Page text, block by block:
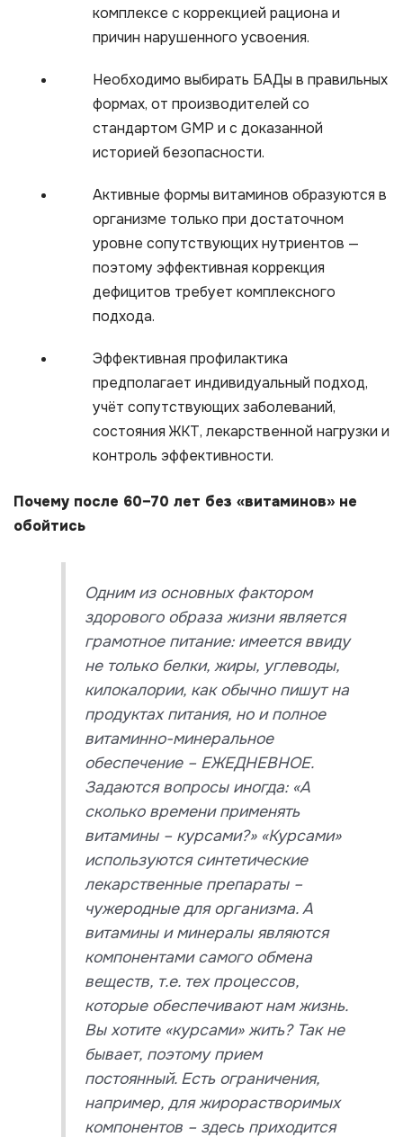
комплексе с коррекцией рациона и
причин нарушенного усвоения.
Необходимо выбирать БАДы в правильных
формах, от производителей со
стандартом GMP и с доказанной
историей безопасности.
Активные формы витаминов образуются в
организме только при достаточном
уровне сопутствующих нутриентов —
поэтому эффективная коррекция
дефицитов требует комплексного
подхода.
Эффективная профилактика
предполагает индивидуальный подход,
учёт сопутствующих заболеваний,
состояния ЖКТ, лекарственной нагрузки и
контроль эффективности.
Почему после 60–70 лет без «витаминов» не
обойтись
Одним из основных фактором
здорового образа жизни является
грамотное питание: имеется ввиду
не только белки, жиры, углеводы,
килокалории, как обычно пишут на
продуктах питания, но и полное
витаминно-минеральное
обеспечение – ЕЖЕДНЕВНОЕ.
Задаются вопросы иногда: «А
сколько времени применять
витамины – курсами?» «Курсами»
используются синтетические
лекарственные препараты –
чужеродные для организма. А
витамины и минералы являются
компонентами самого обмена
веществ, т.е. тех процессов,
которые обеспечивают нам жизнь.
Вы хотите «курсами» жить? Так не
бывает, поэтому прием
постоянный. Есть ограничения,
например, для жирорастворимых
компонентов – здесь приходится